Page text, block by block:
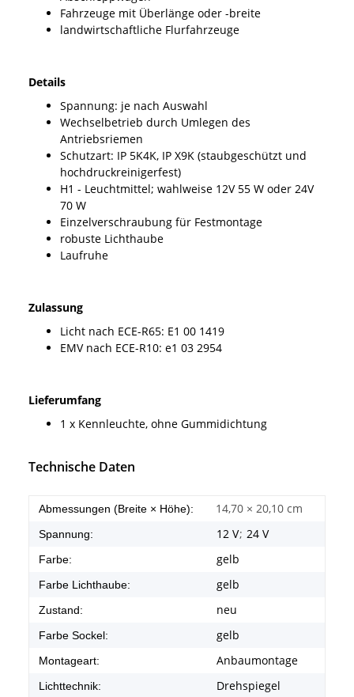
Fahrzeuge mit Überlänge oder -breite
landwirtschaftliche Flurfahrzeuge
Details
Spannung: je nach Auswahl
Wechselbetrieb durch Umlegen des
Antriebsriemen
Schutzart: IP 5K4K, IP X9K (staubgeschützt und
hochdruckreinigerfest)
H1 - Leuchtmittel; wahlweise 12V 55 W oder 24V
70 W
Einzelverschraubung für Festmontage
robuste Lichthaube
Laufruhe
Zulassung
Licht nach ECE-R65: E1 00 1419
EMV nach ECE-R10: e1 03 2954
Lieferumfang
1 x Kennleuchte, ohne Gummidichtung
Technische Daten
Abmessungen (Breite × Höhe): 14,70 × 20,10 cm
Spannung: 12 V; 24 V
Farbe: gelb
Farbe Lichthaube: gelb
Zustand: neu
Farbe Sockel: gelb
Montageart: Anbaumontage
Lichttechnik: Drehspiegel